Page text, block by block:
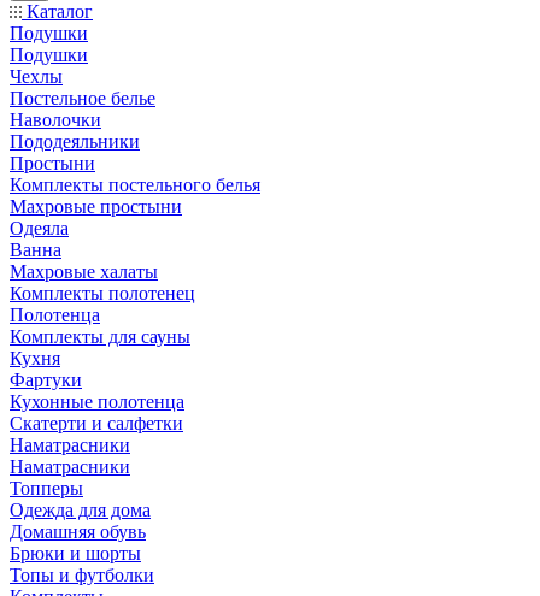
Каталог
Подушки
Подушки
Чехлы
Постельное белье
Наволочки
Пододеяльники
Простыни
Комплекты постельного белья
Махровые простыни
Одеяла
Ванна
Махровые халаты
Комплекты полотенец
Полотенца
Комплекты для сауны
Кухня
Фартуки
Кухонные полотенца
Скатерти и салфетки
Наматрасники
Наматрасники
Топперы
Одежда для дома
Домашняя обувь
Брюки и шорты
Топы и футболки